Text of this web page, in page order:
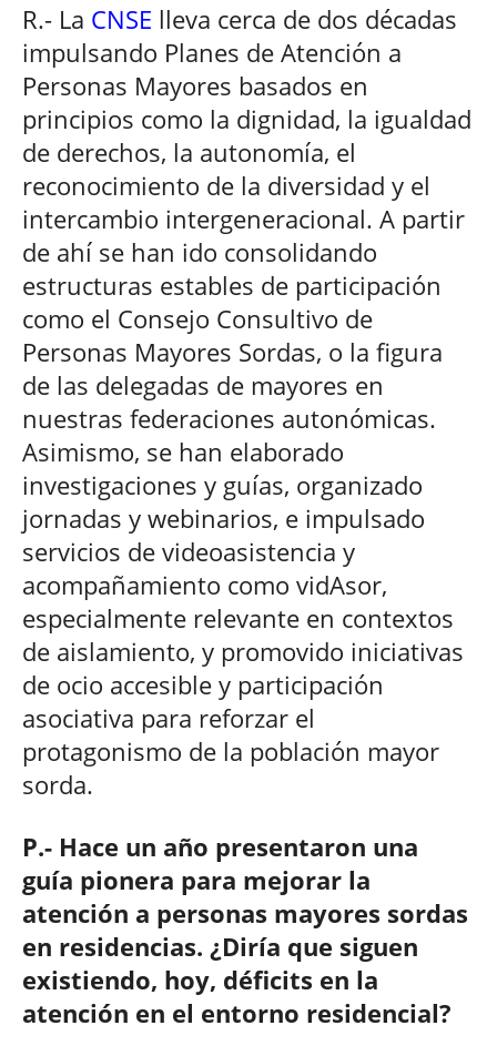
R.- La CNSE lleva cerca de dos décadas
impulsando Planes de Atención a
Personas Mayores basados en
principios como la dignidad, la igualdad
de derechos, la autonomía, el
reconocimiento de la diversidad y el
intercambio intergeneracional. A partir
de ahí se han ido consolidando
estructuras estables de participación
como el Consejo Consultivo de
Personas Mayores Sordas, o la figura
de las delegadas de mayores en
nuestras federaciones autonómicas.
Asimismo, se han elaborado
investigaciones y guías, organizado
jornadas y webinarios, e impulsado
servicios de videoasistencia y
acompañamiento como vidAsor,
especialmente relevante en contextos
de aislamiento, y promovido iniciativas
de ocio accesible y participación
asociativa para reforzar el
protagonismo de la población mayor
sorda.
P.- Hace un año presentaron una
guía pionera para mejorar la
atención a personas mayores sordas
en residencias. ¿Diría que siguen
existiendo, hoy, déficits en la
atención en el entorno residencial?